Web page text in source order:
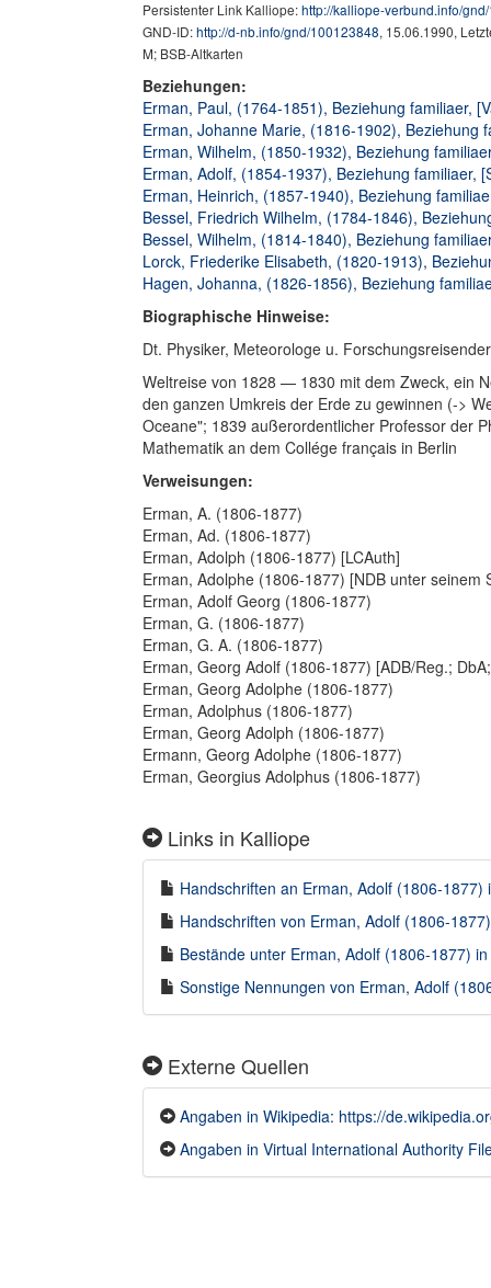
Persistenter Link Kalliope:http://kalliope-verbund.info/
GND-ID:http://d-nb.info/gnd/100123848, 15.06.1990,
M; BSB-Altkarten
Beziehungen:
Erman, Paul, (1764-1851), Beziehung familiaer,
Erman, Johanne Marie, (1816-1902), Beziehung
Erman, Wilhelm, (1850-1932), Beziehung
Erman, Adolf, (1854-1937), Beziehung familiaer,
Erman, Heinrich, (1857-1940), Beziehung
Bessel, Friedrich Wilhelm, (1784-1846),
Bessel, Wilhelm, (1814-1840), Beziehung
Lorck, Friederike Elisabeth, (1820-1913),
Hagen, Johanna, (1826-1856), Beziehung
Biographische Hinweise:
Dt. Physiker, Meteorologe u. Forschungsreisender
Weltreise von 1828 — 1830 mit dem Zweck, ein
den ganzen Umkreis der Erde zu gewinnen (->
Oceane"; 1839 außerordentlicher Professor der
Mathematik an dem Collége français in Berlin
Verweisungen:
Erman, A. (1806-1877)
Erman, Ad. (1806-1877)
Erman, Adolph (1806-1877) [LCAuth]
Erman, Adolphe (1806-1877) [NDB unter seinem
Erman, Adolf Georg (1806-1877)
Erman, G. (1806-1877)
Erman, G. A. (1806-1877)
Erman, Georg Adolf (1806-1877) [ADB/Reg.;
Erman, Georg Adolphe (1806-1877)
Erman, Adolphus (1806-1877)
Erman, Georg Adolph (1806-1877)
Ermann, Georg Adolphe (1806-1877)
Erman, Georgius Adolphus (1806-1877)
Links in Kalliope
Handschriften an Erman, Adolf (1806-1877)
Handschriften von Erman, Adolf (1806-
Bestände unter Erman, Adolf (1806-1877)
Sonstige Nennungen von Erman, Adolf
Externe Quellen
Angaben in Wikipedia: https://
Angaben in Virtual International Authority